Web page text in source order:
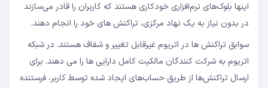
اینها بلوک‌های نرم‌افزاری خودکاری هستند که کاربران را قادر می‌سازند
در بدون نیاز به یک نهاد مرکزی، تراکنش های خود را انجام دهند.
سوابق تراکنش ها در اتریوم غیرقابل تغییر و شفاف هستند. در شبکه
اتریوم به شرکت کنندگان مالکیت کامل دارایی ها را می دهند. برای
ارسال تراکنش‌ها از طریق حساب‌های ایجاد شده توسط کاربر، فرستنده